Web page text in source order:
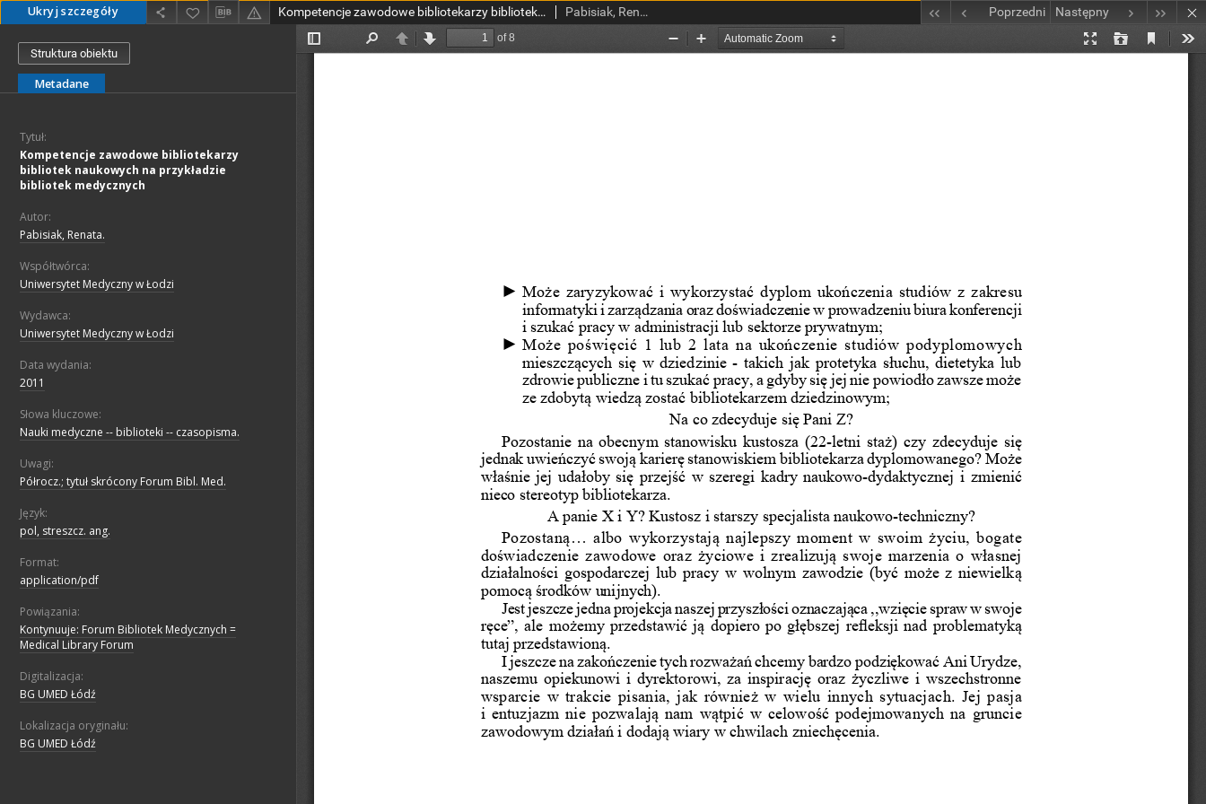
Ukryj szczegóły Kompetencje zawodowe bibliotekarzy bibliotek naukowych na przykładzie bibliotek medycznych Pabisiak, Renata. Poprzedni Następny
Struktura obiektu
Metadane
Tytuł:
Kompetencje zawodowe bibliotekarzy
bibliotek naukowych na przykładzie
bibliotek medycznych
Autor:
Pabisiak, Renata.
Współtwórca:
Uniwersytet Medyczny w Łodzi
Wydawca:
Uniwersytet Medyczny w Łodzi
Data wydania:
2011
Słowa kluczowe:
Nauki medyczne -- biblioteki -- czasopisma.
Uwagi:
Półrocz.; tytuł skrócony Forum Bibl. Med.
Język:
pol, streszcz. ang.
Format:
application/pdf
Powiązania:
Kontynuuje: Forum Bibliotek Medycznych =
Medical Library Forum
Digitalizacja:
BG UMED Łódź
Lokalizacja oryginału:
BG UMED Łódź